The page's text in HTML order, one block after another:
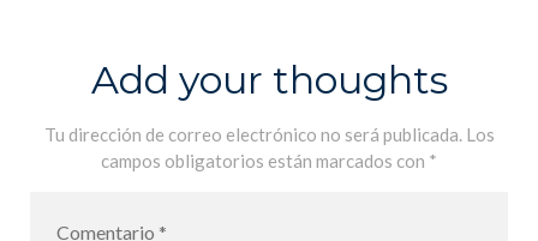
Add your thoughts
Tu dirección de correo electrónico no será publicada. Los
campos obligatorios están marcados con *